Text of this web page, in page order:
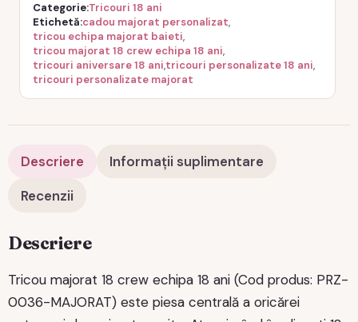
Categorie Tricouri 18 ani
Etichetă cadou majorat personalizat,
tricou echipa majorat baieti,
tricou majorat 18 crew echipa 18 ani,
tricouri aniversare 18 ani,tricouri personalizate 18 ani,
tricouri personalizate majorat
Descriere
Informații suplimentare
Recenzii
Descriere
Tricou majorat 18 crew echipa 18 ani (Cod produs: PRZ-
0036-MAJORAT) este piesa centrală a oricărei